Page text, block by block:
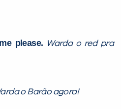
please. Warda o red pra
o Barão agora!